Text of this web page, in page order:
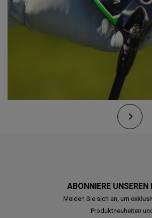
ABONNIERE UNSEREN
Melden Sie sich an, um
Produktneuheiten